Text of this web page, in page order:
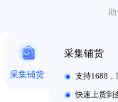
采集铺货
采集铺货
支持1688，
快速上货到